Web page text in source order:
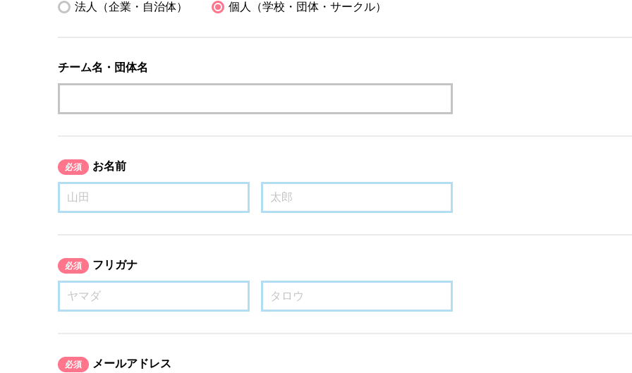
法人（企業・自治体）
個人（学校・団体・サークル）
チーム名・団体名
必須 お名前
必須 フリガナ
必須 メールアドレス